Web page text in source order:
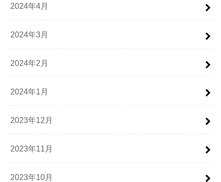
2024年4月
2024年3月
2024年2月
2024年1月
2023年12月
2023年11月
2023年10月